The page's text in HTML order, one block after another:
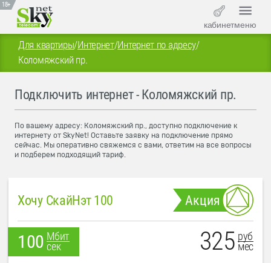
18+
кабинетменю
Для квартиры/Интернет/Интернет по адресу/
Коломяжский пр.
Подключить интернет - Коломяжский пр.
По вашему адресу: Коломяжский пр., доступно подключение к
интернету от SkyNet! Оставьте заявку на подключение прямо
сейчас. Мы оперативно свяжемся с вами, ответим на все вопросы
и подберем подходящий тариф.
Хочу СкайНэт 100 Акция
100 Мбит
сек
325 руб
мес